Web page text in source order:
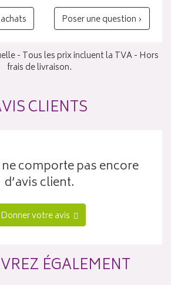
Poser une question ›
- Tous les prix incluent la TVA - Hors
frais de livraison.
CLIENTS
comporte pas encore
d’avis client.
Donner votre avis
ÉGALEMENT